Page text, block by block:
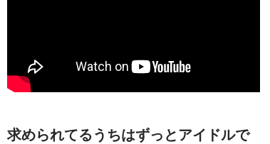
求められてるうちはずっとアイドルで